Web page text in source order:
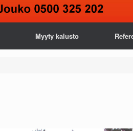
Myyty kalusto